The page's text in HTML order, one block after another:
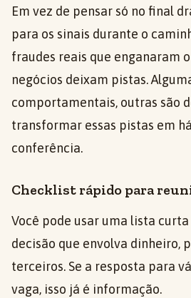
Em vez de pensar só no final
para os sinais durante o
fraudes reais que enganaram
negócios deixam pistas.
comportamentais, outras são
transformar essas pistas em
conferência.
Checklist rápido para
Você pode usar uma lista
decisão que envolva dinheiro,
terceiros. Se a resposta para
vaga, isso já é informação.